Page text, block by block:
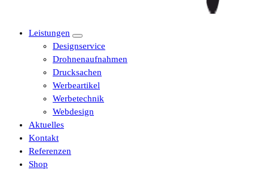
Leistungen
Designservice
Drohnenaufnahmen
Drucksachen
Werbeartikel
Werbetechnik
Webdesign
Aktuelles
Kontakt
Referenzen
Shop